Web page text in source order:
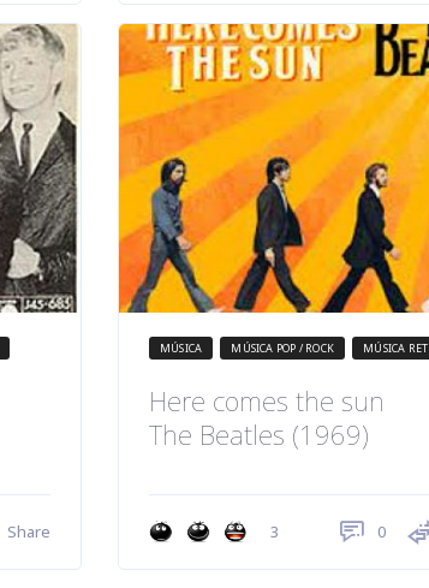
Share
MÚSICA MÚSICA POP / ROCK MÚSICA
Here comes the sun
The Beatles (1969)
3 0